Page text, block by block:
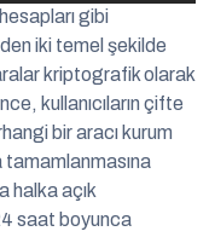
gibi
iki temel şekilde
kriptografik olarak
kullanıcıların çifte
bir aracı kurum
tamamlanmasına
halka açık
saat boyunca